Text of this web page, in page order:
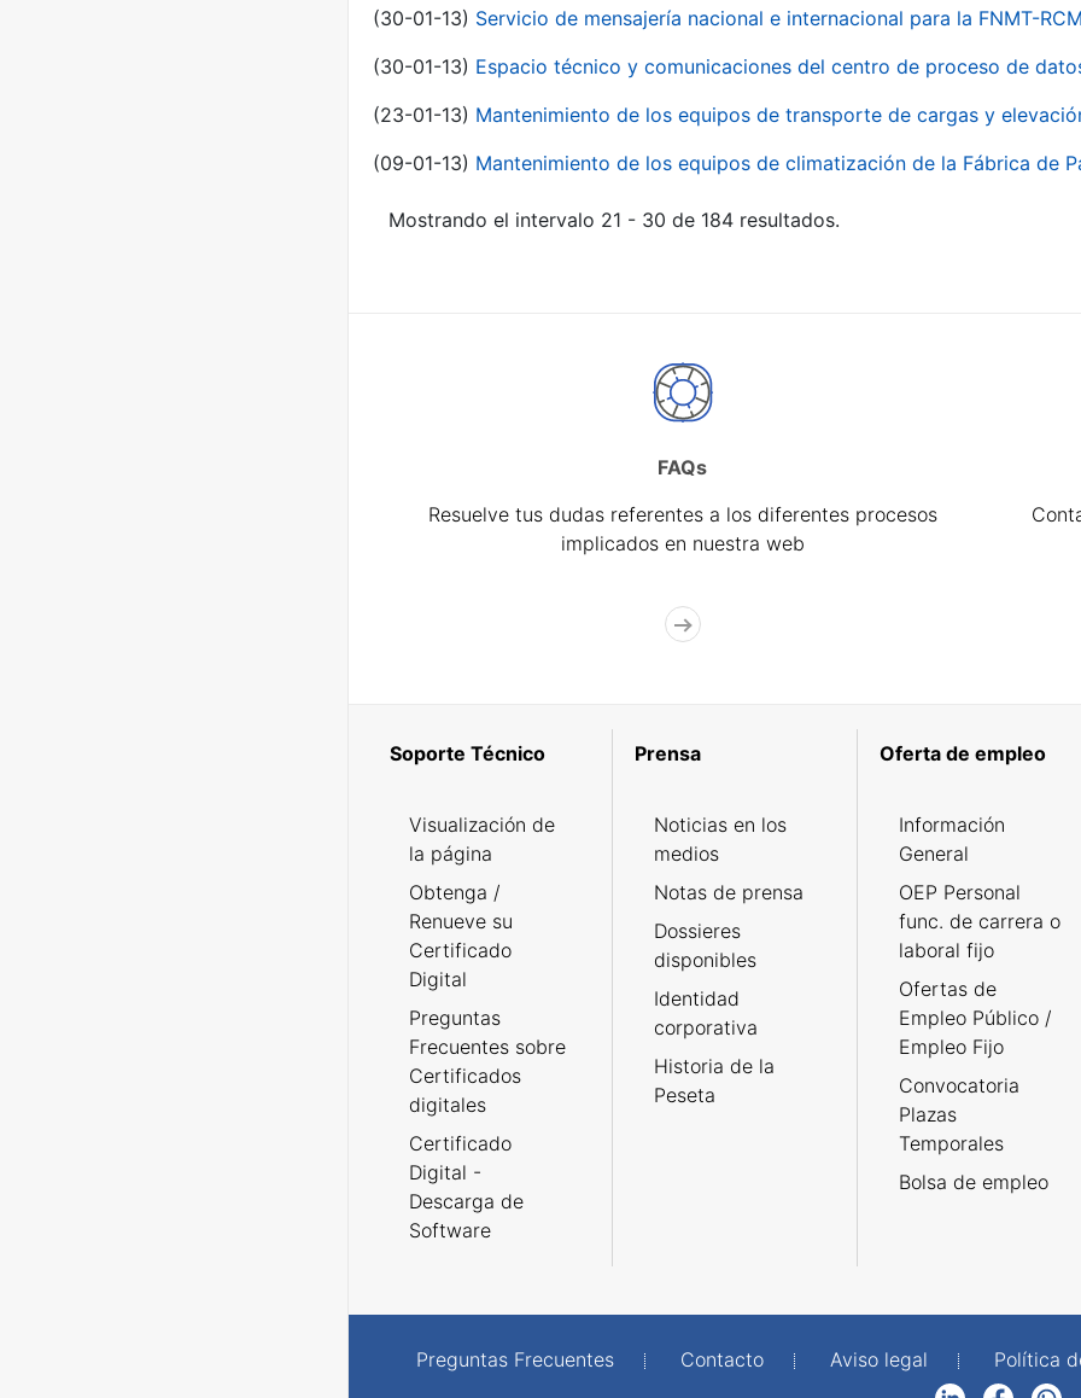
(30-01-13) Servicio de mensajería nacional e internacional para la FNMT-
(30-01-13) Espacio técnico y comunicaciones del centro de proceso de
(23-01-13) Mantenimiento de los equipos de transporte de cargas y
(09-01-13) Mantenimiento de los equipos de climatización de la Fábrica de
Mostrando el intervalo 21 - 30 de 184 resultados.
FAQs
Resuelve tus dudas referentes a los diferentes procesos
implicados en nuestra web
Soporte Técnico
Visualización de
la página
Obtenga /
Renueve su
Certificado
Digital
Preguntas
Frecuentes sobre
Certificados
digitales
Certificado
Digital -
Descarga de
Software
Prensa
Noticias en los
medios
Notas de prensa
Dossieres
disponibles
Identidad
corporativa
Historia de la
Peseta
Oferta de empleo
Información
General
OEP Personal
func. de carrera o
laboral fijo
Ofertas de
Empleo Público /
Empleo Fijo
Convocatoria
Plazas
Temporales
Bolsa de empleo
Preguntas Frecuentes Contacto Aviso legal Política